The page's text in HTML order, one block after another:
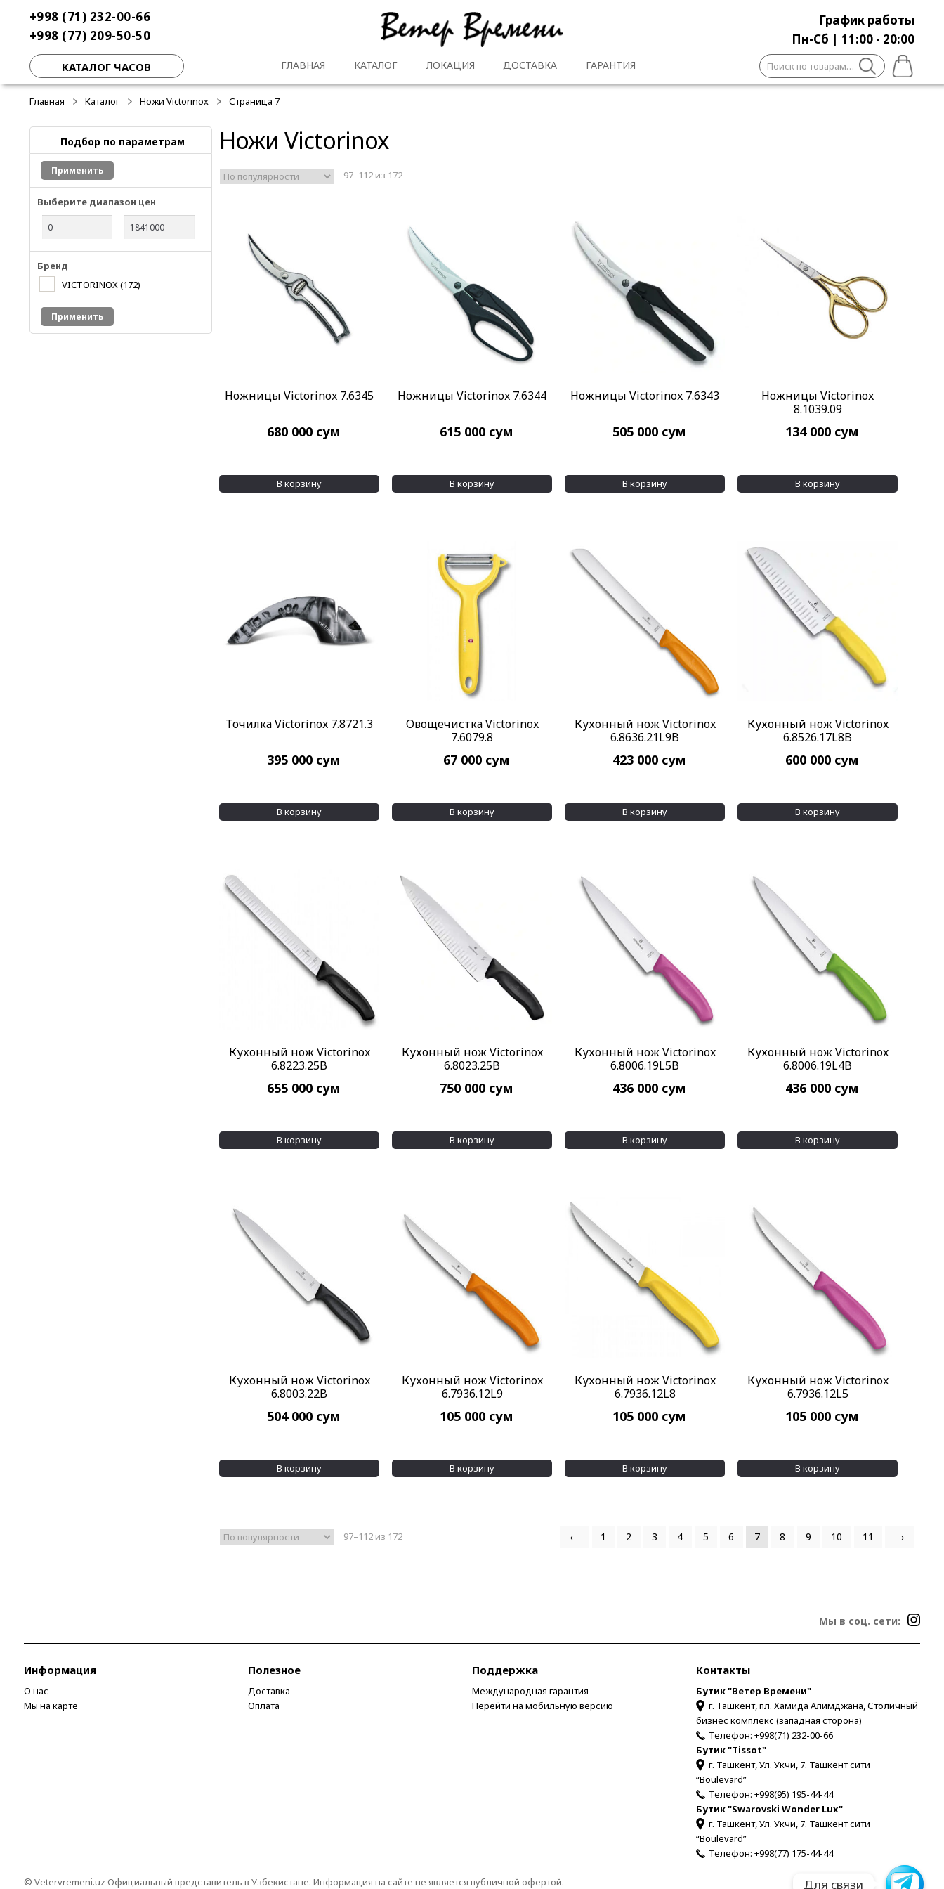
навигации
содержимому
+998 (71) 232-00-66
+998 (77) 209-50-50
График работы
Пн-Сб | 11:00 - 20:00
КАТАЛОГ ЧАСОВ ГЛАВНАЯ КАТАЛОГ ЛОКАЦИЯ ДОСТАВКА ГАРАНТИЯ Искать:
Главная Каталог Ножи Victorinox Страница 7
Подбор по параметрам
Применить
Выберите диапазон цен
Бренд
VICTORINOX(172)
Применить
Ножи Victorinox
97–112 из 172
Ножницы Victorinox 7.6345
680 000 сум
В корзину
Ножницы Victorinox 7.6344
615 000 сум
В корзину
Ножницы Victorinox 7.6343
505 000 сум
В корзину
Ножницы Victorinox
8.1039.09
134 000 сум
В корзину
Точилка Victorinox 7.8721.3
395 000 сум
В корзину
Овощечистка Victorinox
7.6079.8
67 000 сум
В корзину
Кухонный нож Victorinox
6.8636.21L9B
423 000 сум
В корзину
Кухонный нож Victorinox
6.8526.17L8B
600 000 сум
В корзину
Кухонный нож Victorinox
6.8223.25B
655 000 сум
В корзину
Кухонный нож Victorinox
6.8023.25B
750 000 сум
В корзину
Кухонный нож Victorinox
6.8006.19L5B
436 000 сум
В корзину
Кухонный нож Victorinox
6.8006.19L4B
436 000 сум
В корзину
Кухонный нож Victorinox
6.8003.22B
504 000 сум
В корзину
Кухонный нож Victorinox
6.7936.12L9
105 000 сум
В корзину
Кухонный нож Victorinox
6.7936.12L8
105 000 сум
В корзину
Кухонный нож Victorinox
6.7936.12L5
105 000 сум
В корзину
97–112 из 172 ← 1 2 3 4 5 6 7 8 9 10 11 →
Мы в соц. сети:
Информация
О нас
Мы на карте
Полезное
Доставка
Оплата
Поддержка
Международная гарантия
Перейти на мобильную версию
Контакты
Бутик "Ветер Времени"
г. Ташкент, пл. Хамида Алимджана, Столичный
бизнес комплекс (западная сторона)
Телефон: +998(71) 232-00-66
Бутик "Tissot"
г. Ташкент, Ул. Укчи, 7. Ташкент сити
“Boulevard”
Телефон: +998(95) 195-44-44
Бутик "Swarovski Wonder Lux"
г. Ташкент, Ул. Укчи, 7. Ташкент сити
“Boulevard”
Телефон: +998(77) 175-44-44
© Vetervremeni.uz Официальный представитель в Узбекистане. Информация на сайте не является публичной офертой. Для связи